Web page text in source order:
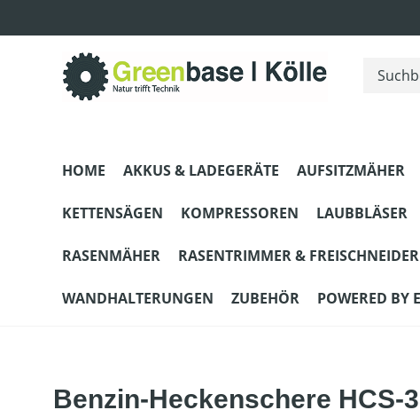
HOME AKKUS & LADEGERÄTE AUFSITZMÄHER
KETTENSÄGEN KOMPRESSOREN LAUBBLÄSER
RASENMÄHER RASENTRIMMER & FREISCHNEIDER
WANDHALTERUNGEN ZUBEHÖR POWERED BY
Benzin-Heckenschere HCS-